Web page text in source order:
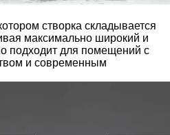
створка складывается
максимально широкий и
подходит для помещений с
и современным